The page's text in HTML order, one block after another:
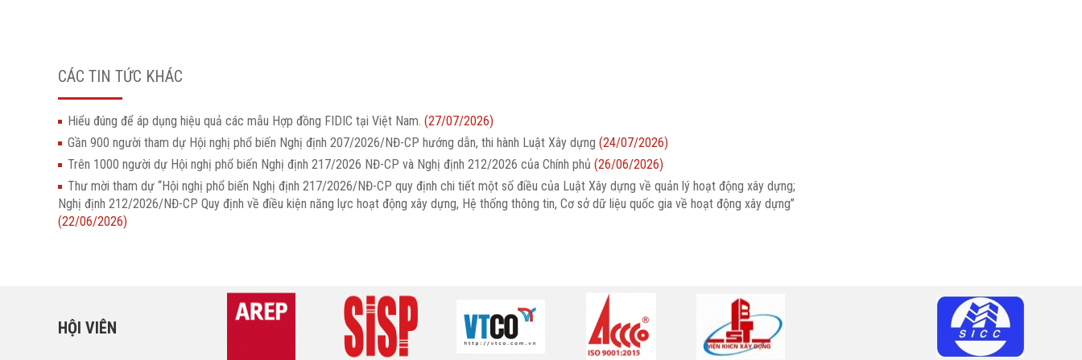
CÁC TIN TỨC KHÁC
Hiểu đúng để áp dụng hiệu quả các mẫu Hợp đồng FIDIC tại Việt Nam. (27/07/2026)
Gần 900 người tham dự Hội nghị phổ biến Nghị định 207/2026/NĐ-CP hướng dẫn, thi hành Luật Xây dựng (24/07/2026)
Trên 1000 người dự Hội nghị phổ biến Nghị định 217/2026 NĐ-CP và Nghị định 212/2026 của Chính phủ (26/06/2026)
Thư mời tham dự “Hội nghị phổ biến Nghị định 217/2026/NĐ-CP quy định chi tiết một số điều của Luật Xây dựng về quản lý hoạt động xây dựng;
Nghị định 212/2026/NĐ-CP Quy định về điều kiện năng lực hoạt động xây dựng, Hệ thống thông tin, Cơ sở dữ liệu quốc gia về hoạt động xây dựng”
(22/06/2026)
HỘI VIÊN